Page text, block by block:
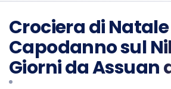
Crociera di Natale
Capodanno sul
Giorni da Assuan